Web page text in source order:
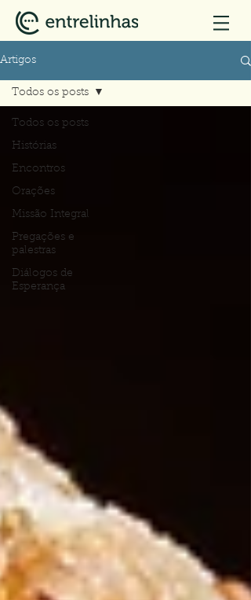
Artigos
Todos os posts
Histórias
Encontros
Orações
Missão Integral
Pregações e
palestras
Diálogos de
Esperança
Todos os posts